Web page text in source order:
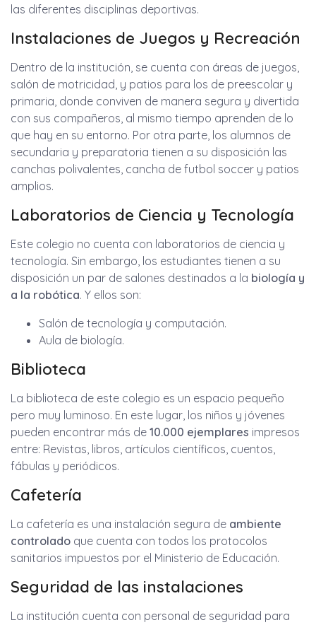
las diferentes disciplinas deportivas.
Instalaciones de Juegos y Recreación
Dentro de la institución, se cuenta con áreas de juegos,
salón de motricidad, y patios para los de preescolar y
primaria, donde conviven de manera segura y divertida
con sus compañeros, al mismo tiempo aprenden de lo
que hay en su entorno. Por otra parte, los alumnos de
secundaria y preparatoria tienen a su disposición las
canchas polivalentes, cancha de futbol soccer y patios
amplios.
Laboratorios de Ciencia y Tecnología
Este colegio no cuenta con laboratorios de ciencia y
tecnología. Sin embargo, los estudiantes tienen a su
disposición un par de salones destinados a la biología y
a la robótica. Y ellos son:
Salón de tecnología y computación.
Aula de biología.
Biblioteca
La biblioteca de este colegio es un espacio pequeño
pero muy luminoso. En este lugar, los niños y jóvenes
pueden encontrar más de 10.000 ejemplares impresos
entre: Revistas, libros, artículos científicos, cuentos,
fábulas y periódicos.
Cafetería
La cafetería es una instalación segura de ambiente
controlado que cuenta con todos los protocolos
sanitarios impuestos por el Ministerio de Educación.
Seguridad de las instalaciones
La institución cuenta con personal de seguridad para